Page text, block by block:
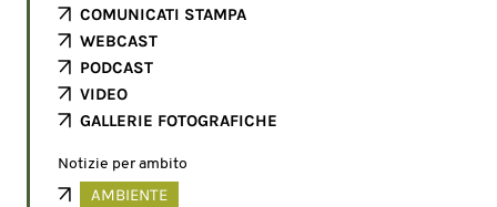
COMUNICATI STAMPA
WEBCAST
PODCAST
VIDEO
GALLERIE FOTOGRAFICHE
Notizie per ambito
AMBIENTE